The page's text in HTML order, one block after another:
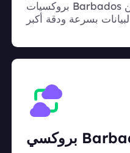
بروكسيات Barbados من SmartProxy، يمكنك